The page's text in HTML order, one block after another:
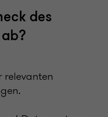
des
relevanten